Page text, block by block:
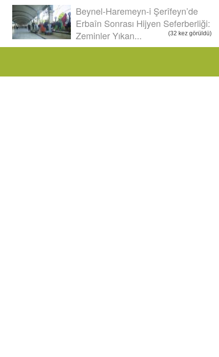
Beynel-Haremeyn-i Şerîfeyn’de
Erbaîn Sonrası Hijyen Seferberliği:
Zeminler Yıkan...
(32 kez görüldü)